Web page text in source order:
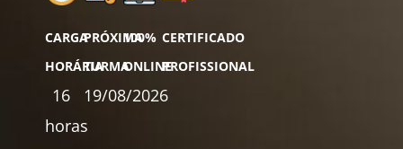
CARGA
HORÁRIA
16
horas
PRÓXIMA
TURMA
19/08/2026
100%
ONLINE
CERTIFICADO
PROFISSIONAL